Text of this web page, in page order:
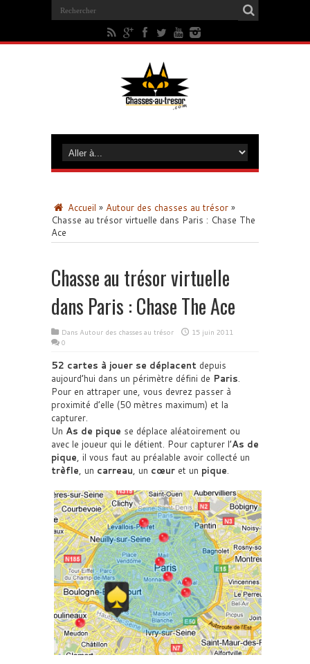
Accueil » Autour des chasses au trésor »
Chasse au trésor virtuelle dans Paris : Chase The
Ace
Chasse au trésor virtuelle
dans Paris : Chase The Ace
Dans Autour des chasses au trésor
15 juin 2011
0
52 cartes à jouer se déplacent depuis
aujourd’hui dans un périmètre défini de Paris.
Pour en attraper une, vous devrez passer à
proximité d’elle (50 mètres maximum) et la
capturer.
Un As de pique se déplace aléatoirement ou
avec le joueur qui le détient. Pour capturer l’As de
pique, il vous faut au préalable avoir collecté un
trèfle, un carreau, un cœur et un pique.